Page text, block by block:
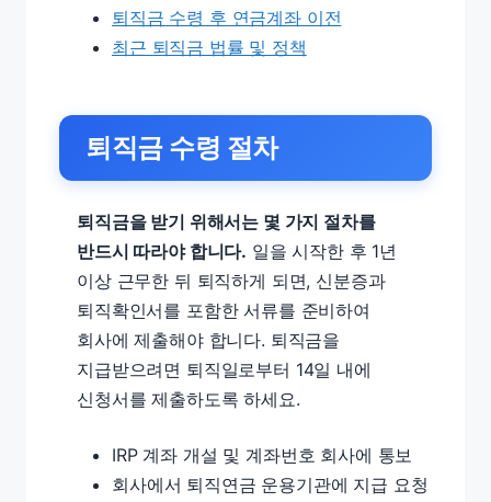
퇴직금 수령 후 연금계좌 이전
최근 퇴직금 법률 및 정책
퇴직금 수령 절차
퇴직금을 받기 위해서는 몇 가지 절차를
반드시 따라야 합니다. 일을 시작한 후 1년
이상 근무한 뒤 퇴직하게 되면, 신분증과
퇴직확인서를 포함한 서류를 준비하여
회사에 제출해야 합니다. 퇴직금을
지급받으려면 퇴직일로부터 14일 내에
신청서를 제출하도록 하세요.
IRP 계좌 개설 및 계좌번호 회사에 통보
회사에서 퇴직연금 운용기관에 지급 요청